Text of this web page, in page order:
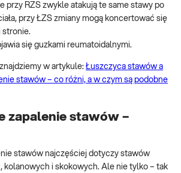
przy RZS zwykle atakują te same stawy po
przy ŁZS zmiany mogą koncertować się
stronie.
się guzkami reumatoidalnymi.
w artykule: Łuszczyca stawów a
stawów – co różni, a w czym są podobne
zapalenie stawów –
stawów najczęściej dotyczy stawów
kolanowych i skokowych. Ale nie tylko – tak